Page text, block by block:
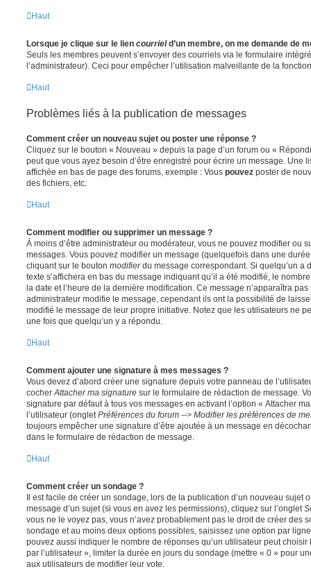
Haut
Lorsque je clique sur le lien courrield’un membre, on me demande de
Seuls les membres peuvent s’envoyer des courriels via le formulaire
l’administrateur). Ceci pour empêcher l’utilisation malveillante de la
Haut
Problèmes liés à la publication de messages
Comment créer un nouveau sujet ou poster une réponse ?
Cliquez sur le bouton « Nouveau » depuis la page d’un forum ou «
peut que vous ayez besoin d’être enregistré pour écrire un message. Une
affichée en bas de page des forums, exemple : Vous pouvez poster de
des fichiers, etc.
Haut
Comment modifier ou supprimer un message ?
À moins d’être administrateur ou modérateur, vous ne pouvez modifier ou
messages. Vous pouvez modifier un message (quelquefois dans une
cliquant sur le bouton modifierdu message correspondant. Si quelqu’un a
texte s’affichera en bas du message indiquant qu’il a été modifié, le
la date et l’heure de la dernière modification. Ce message n’apparaîtra
administrateur modifie le message, cependant ils ont la possibilité de
modifié le message de leur propre initiative. Notez que les utilisateurs ne
une fois que quelqu’un y a répondu.
Haut
Comment ajouter une signature à mes messages ?
Vous devez d’abord créer une signature depuis votre panneau de
cocher Attacher ma signature sur le formulaire de rédaction de message.
signature par défaut à tous vos messages en activant l’option « Attacher
l’utilisateur (onglet Préférences du forum --> Modifier les préférences de
toujours empêcher une signature d’être ajoutée à un message en
dans le formulaire de rédaction de message.
Haut
Comment créer un sondage ?
Il est facile de créer un sondage, lors de la publication d’un nouveau sujet
message d’un sujet (si vous en avez les permissions), cliquez sur l’onglet
vous ne le voyez pas, vous n’avez probablement pas le droit de créer des
sondage et au moins deux options possibles, saisissez une option par
pouvez aussi indiquer le nombre de réponses qu’un utilisateur peut
par l’utilisateur », limiter la durée en jours du sondage (mettre « 0 » pour
aux utilisateurs de modifier leur vote.